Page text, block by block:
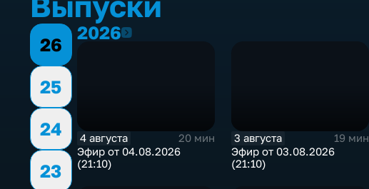
26
25
24
23
20262026
4 августа
20 мин
Эфир от 04.08.2026
(21:10)
3 августа
19 мин
Эфир от 03.08.2026
(21:10)